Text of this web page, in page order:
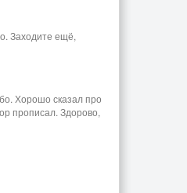
Заходите ещё,
Хорошо сказал про
прописал. Здорово,